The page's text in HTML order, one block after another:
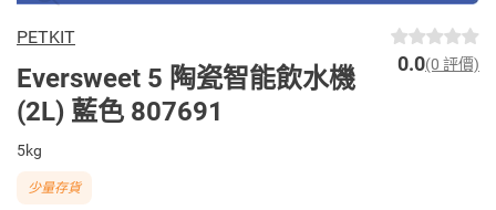
PETKIT
Eversweet 5 陶瓷智能飲水機
(2L) 藍色 807691
0.0(0 評價)
5kg
少量存貨